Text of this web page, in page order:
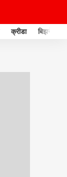
क्रीडा बिझनेस